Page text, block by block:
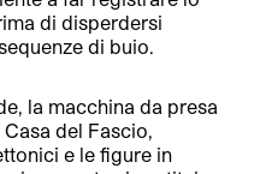
di disperdersi
di buio.
la macchina da presa
del Fascio,
e le figure in